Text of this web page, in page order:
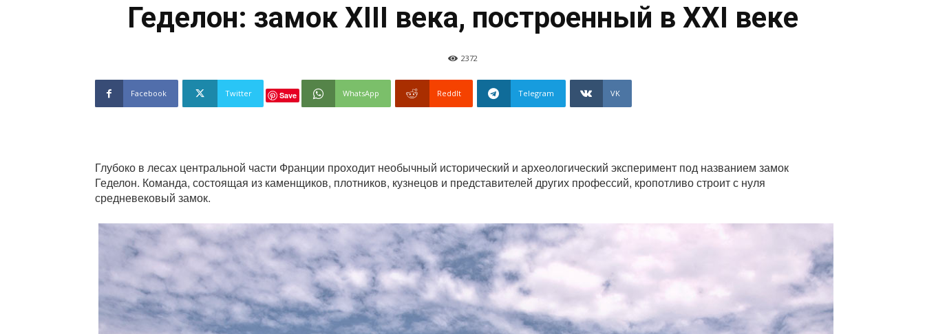
Геделон: замок XIII века, построенный в XXI веке
2372
Facebook Twitter Save WhatsApp ReddIt Telegram VK
Глубоко в лесах центральной части Франции проходит необычный исторический и археологический эксперимент под названием замок
Геделон. Команда, состоящая из каменщиков, плотников, кузнецов и представителей других профессий, кропотливо строит с нуля
средневековый замок.